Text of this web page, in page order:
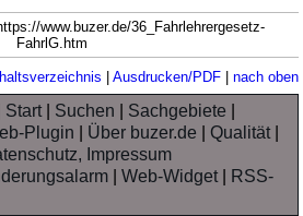
www.buzer.de/36_Fahrlehrergesetz-
FahrlG.htm
| Ausdrucken/PDF| nach oben
Start| Suchen Sachgebiete
Plugin Über buzer.de |Qualität|
Impressum
|Web-Widget|
RSS-